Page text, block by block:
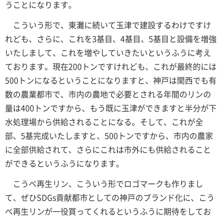
うことになります。
こういう形で、東灘に続いて玉津で建設するわけですけ
れども、さらに、これを3基目、4基目、5基目と設備を増強
いたしまして、これを増やしていきたいというふうに考え
ております。現在200トンですけれども、これが最終的には
500トンになるということになりますと、神戸は関西でも有
数の農業都市で、市内の農地で必要とされる年間のリンの
量は400トンですから、もう既に玉津ができますと半分が下
水処理場から供給されることになる。そして、これが全
部、5基完成いたしますと、500トンですから、市内の農家
に全部供給されて、さらにこれは市外にも供給されること
ができるというふうになります。
こうべ再生リン、こういう形でロゴマークも作りまし
て、ぜひSDGs貢献都市としての神戸のブランド化に、こう
べ再生リンが一役買ってくれるというふうに期待をしてお